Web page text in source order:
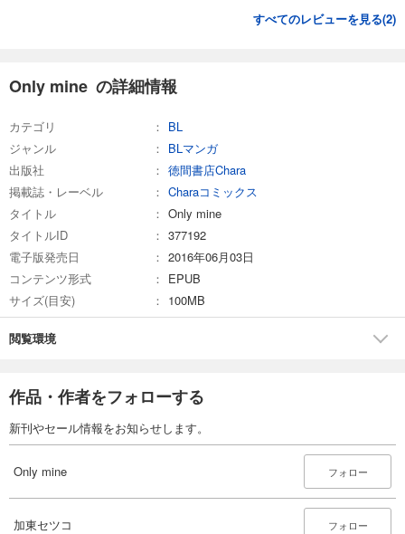
すべてのレビューを見る(2)
Only mine の詳細情報
カテゴリ
BL
ジャンル
BLマンガ
出版社
徳間書店Chara
掲載誌・レーベル
Charaコミックス
タイトル
Only mine
タイトルID
377192
電子版発売日
2016年06月03日
コンテンツ形式
EPUB
サイズ(目安)
100MB
閲覧環境
作品・作者をフォローする
新刊やセール情報をお知らせします。
Only mine フォロー
加東セツコ フォロー